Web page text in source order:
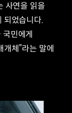
사연을 읽을
되었습니다.
민에게
체”라는 말에